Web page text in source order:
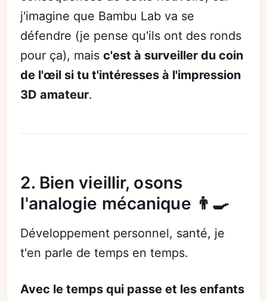
j'imagine que Bambu Lab va se
défendre (je pense qu'ils ont des ronds
pour ça), maisc'est à surveiller du coin
de l'œil si tu t'intéresses à l'impression
3D amateur.
2. Bien vieillir, osons
l'analogie mécanique 👨‍🍳
Développement personnel, santé, je
t'en parle de temps en temps.
Avec le temps qui passe et les enfants